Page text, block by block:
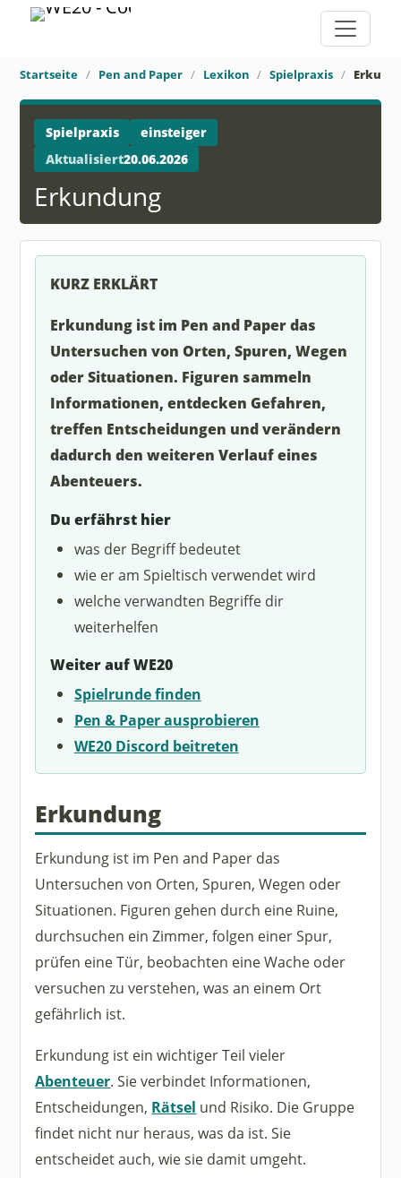
Startseite Pen and Paper Lexikon Spielpraxis
Spielpraxis
einsteiger
Aktualisiert20.06.2026
Erkundung
KURZ ERKLÄRT
Erkundung ist im Pen and Paper das
Untersuchen von Orten, Spuren, Wegen
oder Situationen. Figuren sammeln
Informationen, entdecken Gefahren,
treffen Entscheidungen und verändern
dadurch den weiteren Verlauf eines
Abenteuers.
Du erfährst hier
was der Begriff bedeutet
wie er am Spieltisch verwendet wird
welche verwandten Begriffe dir
weiterhelfen
Weiter auf WE20
Spielrunde finden
Pen & Paper ausprobieren
WE20 Discord beitreten
Erkundung
Erkundung ist im Pen and Paper das
Untersuchen von Orten, Spuren, Wegen oder
Situationen. Figuren gehen durch eine Ruine,
durchsuchen ein Zimmer, folgen einer Spur,
prüfen eine Tür, beobachten eine Wache oder
versuchen zu verstehen, was an einem Ort
gefährlich ist.
Erkundung ist ein wichtiger Teil vieler
Abenteuer. Sie verbindet Informationen,
Entscheidungen, Rätsel und Risiko. Die Gruppe
findet nicht nur heraus, was da ist. Sie
entscheidet auch, wie sie damit umgeht.